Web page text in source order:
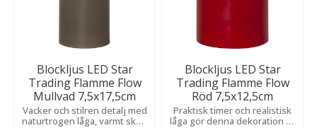
Blockljus LED Star
Trading Flamme Flow
Mullvad 7,5x17,5cm
Vacker och stilren detalj med
naturtrogen låga, varmt sken
Blockljus LED Star
Trading Flamme Flow
Röd 7,5x12,5cm
Praktisk timer och realistisk
låga gör denna dekoration till